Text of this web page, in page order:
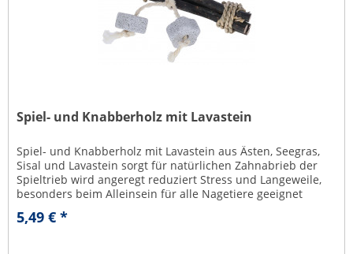
Spiel- und Knabberholz mit Lavastein
Spiel- und Knabberholz mit Lavastein aus Ästen, Seegras,
Sisal und Lavastein sorgt für natürlichen Zahnabrieb der
Spieltrieb wird angeregt reduziert Stress und Langeweile,
besonders beim Alleinsein für alle Nagetiere geeignet
5,49 € *